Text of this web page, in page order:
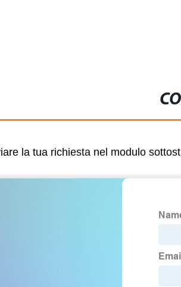
la tua richiesta nel modulo